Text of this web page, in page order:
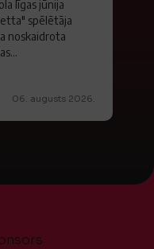
līgas jūnija
spēlētāja
noskaidrota
06. augusts 2026.